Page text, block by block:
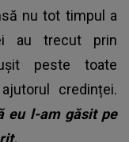
nu tot timpul a
au trecut prin
peste toate
credinței.
eu l-am găsit pe